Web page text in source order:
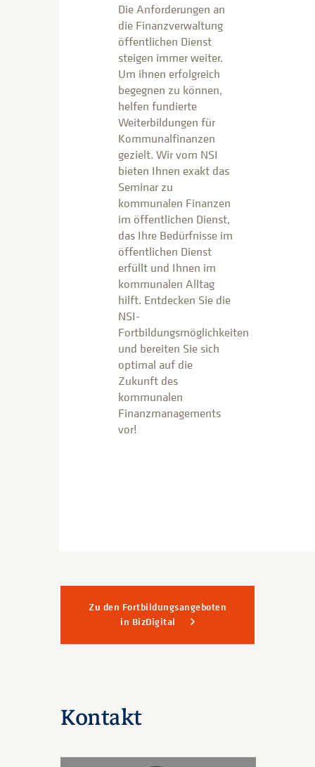
Die Anforderungen an
die Finanzverwaltung
öffentlichen Dienst
steigen immer weiter.
Um ihnen erfolgreich
begegnen zu können,
helfen fundierte
Weiterbildungen für
Kommunalfinanzen
gezielt. Wir vom NSI
bieten Ihnen exakt das
Seminar zu
kommunalen Finanzen
im öffentlichen Dienst,
das Ihre Bedürfnisse im
öffentlichen Dienst
erfüllt und Ihnen im
kommunalen Alltag
hilft. Entdecken Sie die
NSI-
Fortbildungsmöglichkeiten
und bereiten Sie sich
optimal auf die
Zukunft des
kommunalen
Finanzmanagements
vor!
Zu den Fortbildungsangeboten
in BizDigital
Kontakt